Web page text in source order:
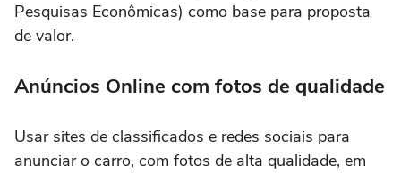
Pesquisas Econômicas) como base para proposta
de valor.
Anúncios Online com fotos de qualidade
Usar sites de classificados e redes sociais para
anunciar o carro, com fotos de alta qualidade, em